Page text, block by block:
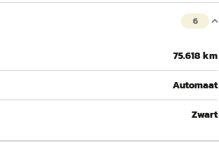
6
75.618 km
Automaat
Zwart